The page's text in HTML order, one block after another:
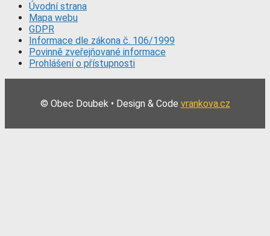
Úvodní strana
Mapa webu
GDPR
Informace dle zákona č. 106/1999
Povinně zveřejňované informace
Prohlášení o přístupnosti
© Obec Doubek • Design & Code vrankova.cz